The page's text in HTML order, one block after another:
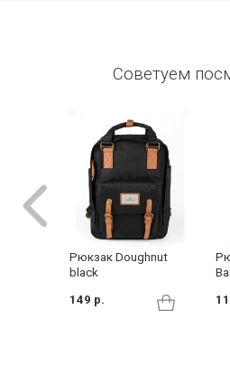
Советуем
Рюкзак Doughnut
black
149 р.